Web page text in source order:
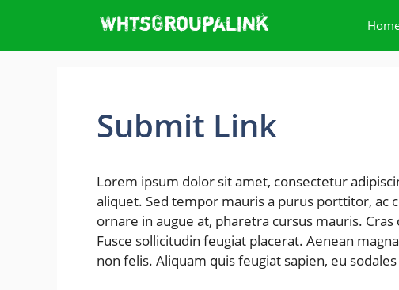
content
Submit Link
Lorem ipsum dolor sit amet, consectetur
aliquet. Sed tempor mauris a purus porttitor, ac
ornare in augue at, pharetra cursus mauris.
Fusce sollicitudin feugiat placerat. Aenean
non felis. Aliquam quis feugiat sapien, eu